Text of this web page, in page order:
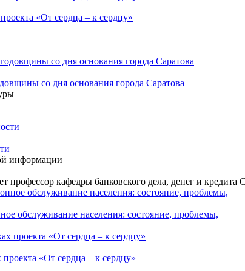
«От сердца – к сердцу»
со дня основания города Саратова
информации
профессор кафедры банковского дела, денег и
обслуживание населения: состояние, проблемы,
«От сердца – к сердцу»